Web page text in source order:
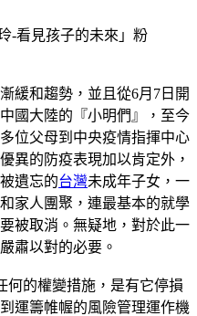
-看見孩子的未來」粉
緩和趨勢，並且從6月7日開
國大陸的『小明們』，至今
位父母到中央疫情指揮中心
異的防疫表現加以肯定外，
遺忘的台灣未成年子女，一
家人團聚，連最基本的就學
被取消。無疑地，對於此一
肅以對的必要。
何的權變措施，是有它停損
運籌帷幄的風險管理運作機